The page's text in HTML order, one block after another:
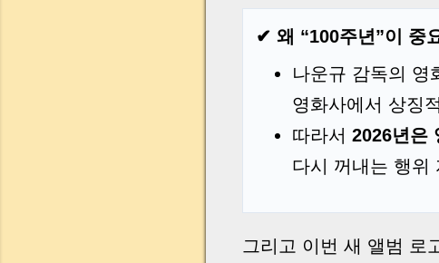
✔ 왜 “100주년”이 중
나운규 감독의 영
영화사에서 상징
따라서 2026년은
다시 꺼내는 행위
그리고 이번 새 앨범 로